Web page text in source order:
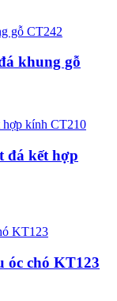
khung gỗ
đá kết hợp
óc chó KT123